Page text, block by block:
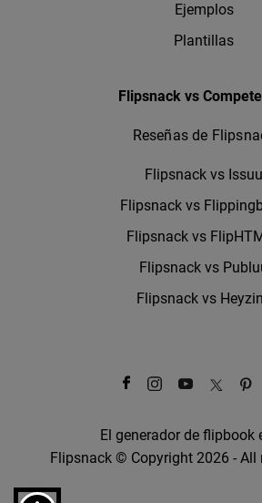
Ejemplos
Plantillas
Flipsnack vs
Reseñas de
Flipsnack vs Issuu
Flipsnack vs
Flipsnack vs
Flipsnack vs
Flipsnack vs
El generador de flipbook
Flipsnack © Copyright 2026 - All